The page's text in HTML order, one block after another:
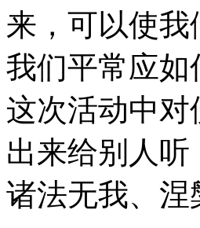
来，可以使
我们平常应如
这次活动中
出来给别人
诸法无我、